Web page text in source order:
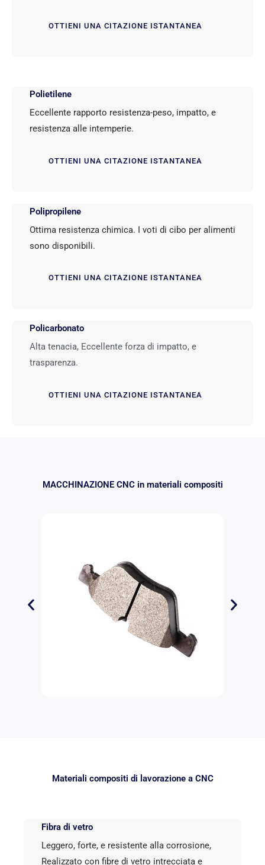
OTTIENI UNA CITAZIONE ISTANTANEA
Polietilene
Eccellente rapporto resistenza-peso, impatto, e
resistenza alle intemperie.
OTTIENI UNA CITAZIONE ISTANTANEA
Polipropilene
Ottima resistenza chimica. I voti di cibo per alimenti
sono disponibili.
OTTIENI UNA CITAZIONE ISTANTANEA
Policarbonato
Alta tenacia, Eccellente forza di impatto, e
trasparenza.
OTTIENI UNA CITAZIONE ISTANTANEA
MACCHINAZIONE CNC in materiali compositi
Materiali compositi di lavorazione a CNC
Fibra di vetro
Leggero, forte, e resistente alla corrosione,
Realizzato con fibre di vetro intrecciata e